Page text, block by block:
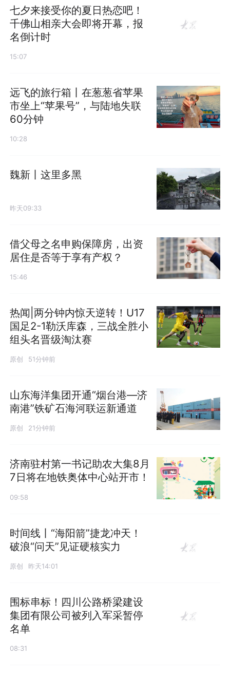
七夕来接受你的夏日热恋吧！
千佛山相亲大会即将开幕，报
名倒计时
15:07
远飞的旅行箱丨在葱葱省苹果
市坐上“苹果号”，与陆地失联
60分钟
10:28
魏新丨这里多黑
昨天09:33
借父母之名申购保障房，出资
居住是否等于享有产权？
15:46
热闻|两分钟内惊天逆转！U17
国足2-1勒沃库森，三战全胜小
组头名晋级淘汰赛
原创 51分钟前
山东海洋集团开通“烟台港—济
南港”铁矿石海河联运新通道
原创 21分钟前
济南驻村第一书记助农大集8月
7日将在地铁奥体中心站开市！
09:58
时间线丨“海阳箭”捷龙冲天！
破浪“问天”见证硬核实力
原创 昨天14:01
围标串标！四川公路桥梁建设
集团有限公司被列入军采暂停
名单
08:31